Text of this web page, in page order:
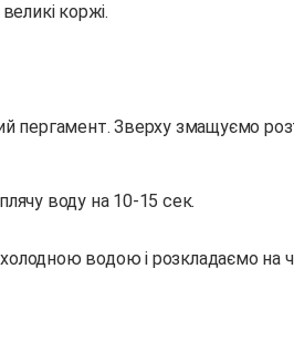
коржі.
пергамент. Зверху змащуємо
воду на 10-15 сек.
водою і розкладаємо на